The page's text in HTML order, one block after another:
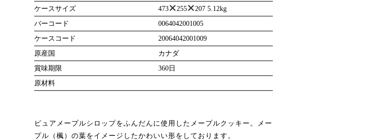
ケースサイズ
473 255
207 5.12kg
バーコード
0064042001005
ケースコード
20064042001009
原産国
カナダ
賞味期限
360日
原材料
ピュアメープルシロップをふんだんに使用したメープルクッキー。メー
プル（楓）の葉をイメージしたかわいい形をしております。